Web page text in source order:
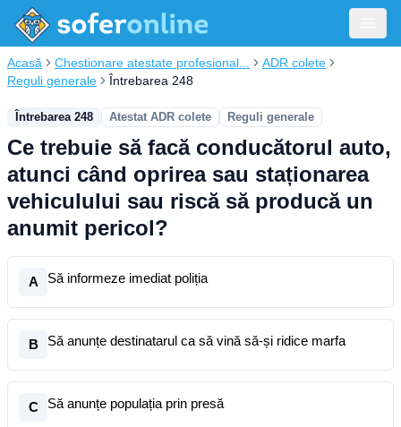
Acasă Chestionare atestate profesional...
ADR colete
Reguli generale
Întrebarea 248
Întrebarea 248 Atestat ADR colete Reguli generale
Ce trebuie să facă conducătorul auto,
atunci când oprirea sau staționarea
vehiculului sau riscă să producă un
anumit pericol?
A Să informeze imediat poliția
B Să anunțe destinatarul ca să vină să-și ridice marfa
C Să anunțe populația prin presă